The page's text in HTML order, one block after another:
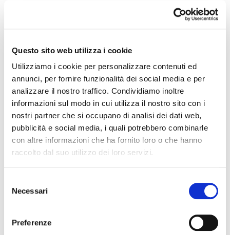
Questo sito web utilizza i cookie
Utilizziamo i cookie per personalizzare contenuti ed
annunci, per fornire funzionalità dei social media e per
analizzare il nostro traffico. Condividiamo inoltre
informazioni sul modo in cui utilizza il nostro sito con i
nostri partner che si occupano di analisi dei dati web,
pubblicità e social media, i quali potrebbero combinarle
con altre informazioni che ha fornito loro o che hanno
raccolto dal suo utilizzo dei loro servizi.
delNecessari
Preferenze
per noi in termini di digitalizzazione e
abbiamo imparato molto. Tuttavia, crediamo
personali e con questo importante
investimento vogliamo creare un nuovo e
attraente luogo d'incontro", afferma Armin
Hilpold, Presidente di Fiera Bolzano.
Il cuore del progetto è una innovativa
struttura del tetto, costituita da travi
d'acciaio molto sottili e21 cuscini d'aria
. Grazie al suo peso
ridotto e alle sue proprietà autopulenti, che
manutenzione, questa pellicola è stata